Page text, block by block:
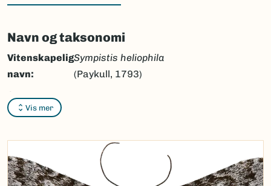
Navn og taksonomi
Vis mer
Vitenskapelig
navn:
Sympistis heliophila
(Paykull, 1793)
Synonymer:
Bokmål:gnistdagfly
Nynorsk:gneistedagfly
Nordsamisk/Davvisámegiella:
Ingen
Vitenskapelig navn ID: